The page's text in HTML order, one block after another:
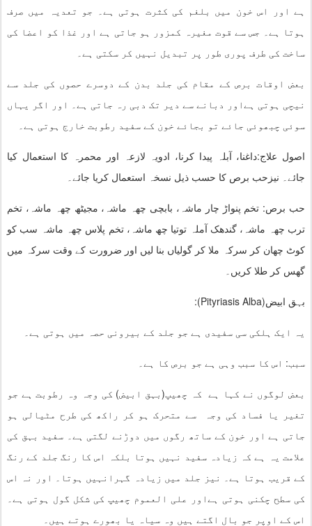
ہے اور اس خون میں بلغم کی کثرت ہوتی ہے۔ جو تعدیہ میں صرف
ہوتا ہے۔ جس سے قوت مغیرہ کمزور ہو جاتی ہے اور غذا کو اعضا کی
ساخت کی طرف پوری طور پر تبدیل نہیں کر سکتی ہے۔
بعض اوقات برص کے مقام کی جلد بدن کے دوسرے حصوں کی جلد سے
نیچی ہوتی ہےاور دبانے سے دیر تک دبی رہ جاتی ہے۔ اور اگر یہاں
سوئی چبھوئی جائے تو بجائے خون کے سفید رطوبت خارج ہوتی ہے۔
اصول علاج:داغنا، آبلہ پیدا کرنا، ادویہ لازعہ اور محمرہ کا استعمال کیا
جائے۔ نیزحب برص کا حسب ذیل نسخہ استعمال کریا جائے۔
حب برص: تخم پنواڑ چار ماشہ، بابچی چھہ ماشہ، مجیٹھ چھہ ماشہ، تخم
ترب چھہ ماشہ، گندھک آملہ توتیا چھ ماشہ، تخم پلاس چھہ ماشہ سب کو
کوٹ چھان کر سرکہ ملا کر گولیاں بنا لیں اور ضرورت کے وقت سرکہ میں
گھس کر طلا کریں۔
بہق ابیض(Pityriasis Alba
):
یہ ایک ہلکی سی سفیدی ہے جو جلد کے بیرونی حصہ میں ہوتی ہے۔
سبب: اس کا سبب وہی ہے جو برص کا ہے۔
بعض لوگوں نے کہا ہے کہ چھیپ(بہق ابیض) کی وجہ وہ رطوبت ہے جو
تغیر یا فساد کی وجہ سے متحرک ہو کر راکھ کی طرح مٹیالی ہو
جاتی ہے اور خون کے ساتھ رگوں میں دوڑنے لگتی ہے۔ سفید بہق کی
علامت یہ ہے کہ زیادہ سفید نہیں ہوتا بلکہ اس کا رنگ جلد کے رنگ
کے قریب ہوتا ہے۔ نیز جلد میں زیادہ گہرانہیں ہوتا۔ اور نہ اس
کی سطح چکنی ہوتی ہےاور علی العموم چھیپ کی شکل گول ہوتی ہے۔
اس کے اوپر جو بال اگتے ہیں وہ سیاہ یا بھورے ہوتے ہیں۔